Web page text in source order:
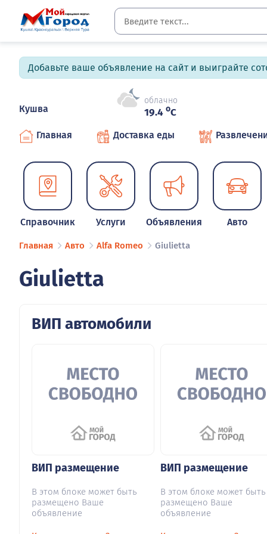
Добавьте ваше объявление на сайт и выиграйте
Кушва
облачно
19.4 oC
Главная Доставка еды
Справочник Услуги Объявления Авто
Главная Авто Alfa Romeo Giulietta
Giulietta
ВИП автомобили
ВИП размещение
В этом блоке может быть
размещено Ваше
объявление
ВИП размещение
В этом блоке может быть
размещено Ваше
объявление